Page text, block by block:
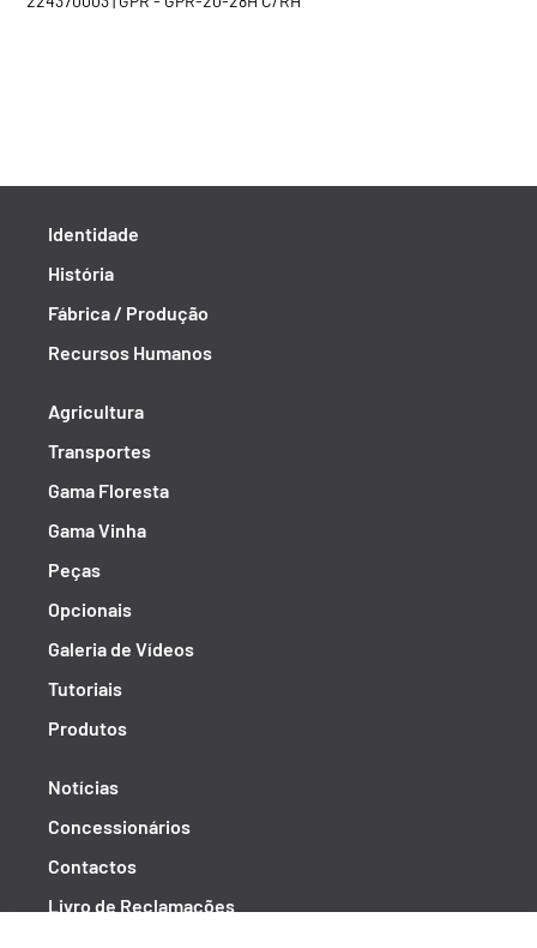
Identidade
História
Fábrica / Produção
Recursos Humanos
Agricultura
Transportes
Gama Floresta
Gama Vinha
Peças
Opcionais
Galeria de Vídeos
Tutoriais
Produtos
Notícias
Concessionários
Contactos
Livro de Reclamações